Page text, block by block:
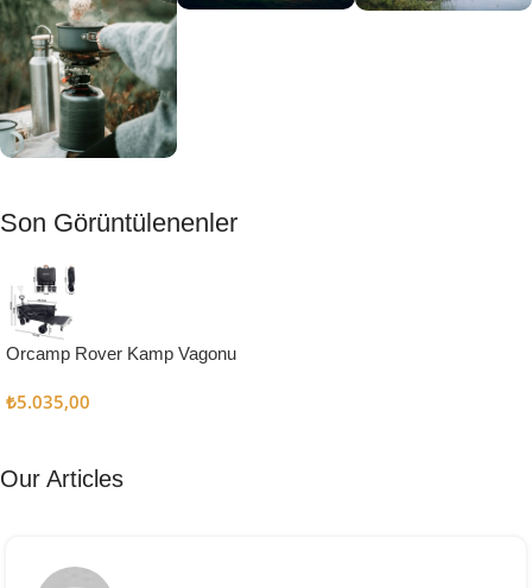
Muftağı
Kampçı
Şefler İçin
Keşfet
Son Görüntülenenler
Orcamp Rover Kamp Vagonu
₺5.035,00
Our Articles